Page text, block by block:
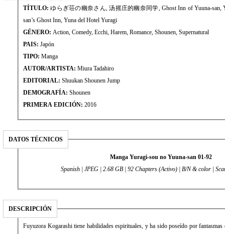
TÍTULO: ゆらぎ荘の幽奈さん, 汤摇庄的幽奈同学, Ghost Inn of Yuuna-san,
san’s Ghost Inn, Yuna del Hotel Yuragi
GÉNERO: Action, Comedy, Ecchi, Harem, Romance, Shounen, Supernatural
PAIS: Japón
TIPO: Manga
AUTOR/ARTISTA: Miura Tadahiro
EDITORIAL: Shuukan Shounen Jump
DEMOGRAFÍA: Shounen
PRIMERA EDICIÓN: 2016
DATOS TÉCNICOS
Manga Yuragi-sou no Yuuna-san 01-92
Spanish | JPEG | 2.68 GB | 92 Chapters (Activo) | B/N & color |
DESCRIPCIÓN
Fuyuzora Kogarashi tiene habilidades espirituales, y ha sido poseído por fantasmas